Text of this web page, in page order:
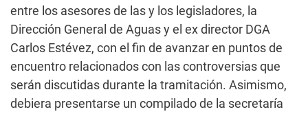
entre los asesores de las y los legisladores, la
Dirección General de Aguas y el ex director DGA
Carlos Estévez, con el fin de avanzar en puntos de
encuentro relacionados con las controversias que
serán discutidas durante la tramitación. Asimismo,
debiera presentarse un compilado de la secretaría